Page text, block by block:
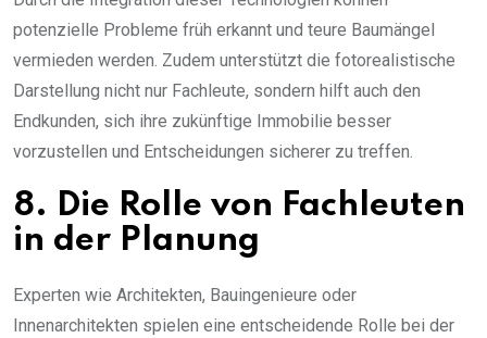
potenzielle Probleme früh erkannt und teure Baumängel
vermieden werden. Zudem unterstützt die fotorealistische
Darstellung nicht nur Fachleute, sondern hilft auch den
Endkunden, sich ihre zukünftige Immobilie besser
vorzustellen und Entscheidungen sicherer zu treffen.
8. Die Rolle von Fachleuten
in der Planung
Experten wie Architekten, Bauingenieure oder
Innenarchitekten spielen eine entscheidende Rolle bei der